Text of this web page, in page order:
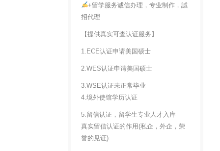
+留学服务诚信办理，专业制作，誠
招代理
【提供真实可查认证服务】
1.ECE认证申请美国硕士
2.WES认证申请美国硕士
3.WSE认证未正常毕业
4.境外使馆学历认证
5.留信认证，留学生专业人才入库
真实留信认证的作用(私企，外企，荣
誉的见证):